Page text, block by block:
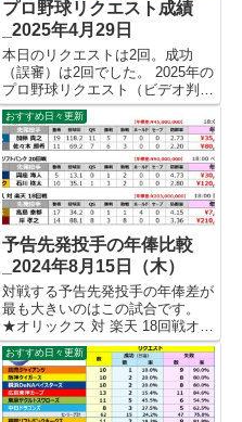
プロ野球リクエスト成績
_2025年4月29日
本日のリクエストは2回。成功
（誤審）は2回でした。 2025年の
プロ野球リクエスト（ビデオ判
定）成績を記録集計しています。
今シーズンのリクエスト成功率は
これで20.5%。リクエスト数73
回、成功15回、失敗58回となり
ました。 【リクエスト...
おすすめ日々更新
予告先発投手の年俸比較
_2024年8月15日（木）
対戦する予告先発投手の年俸差が
最も大きいのはこの試合です。
★オリックス 対 楽天 18回戦オリ
ックス 髙島 泰都 ¥7,000,000楽天
岸 孝之 ¥210,000,000 年俸差
¥203,000,000 今更ですが、年収2
億1千万円...
おすすめ日々更新